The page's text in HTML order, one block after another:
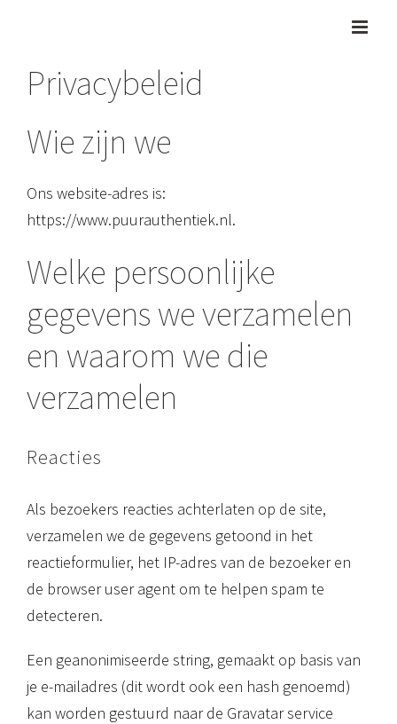
Privacybeleid
Wie zijn we
Ons website-adres is:
https://www.puurauthentiek.nl.
Welke persoonlijke
gegevens we verzamelen
en waarom we die
verzamelen
Reacties
Als bezoekers reacties achterlaten op de site,
verzamelen we de gegevens getoond in het
reactieformulier, het IP-adres van de bezoeker en
de browser user agent om te helpen spam te
detecteren.
Een geanonimiseerde string, gemaakt op basis van
je e-mailadres (dit wordt ook een hash genoemd)
kan worden gestuurd naar de Gravatar service